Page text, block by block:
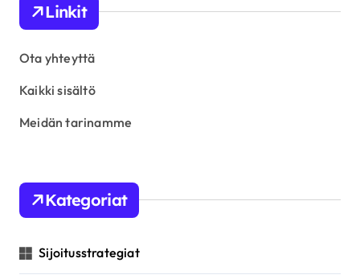
Linkit
Ota yhteyttä
Kaikki sisältö
Meidän tarinamme
Kategoriat
Sijoitusstrategiat